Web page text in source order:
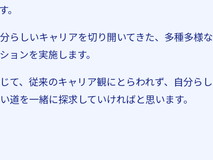
らしいキャリアを切り開いてきた、多種多様な
ョンを実施します。
て、従来のキャリア観にとらわれず、自分らし
を一緒に探求していければと思います。